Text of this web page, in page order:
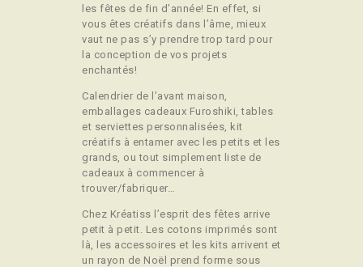
les fêtes de fin d’année! En effet, si
vous êtes créatifs dans l’âme, mieux
vaut ne pas s’y prendre trop tard pour
la conception de vos projets
enchantés!
Calendrier de l’avant maison,
emballages cadeaux Furoshiki, tables
et serviettes personnalisées, kit
créatifs à entamer avec les petits et les
grands, ou tout simplement liste de
cadeaux à commencer à
trouver/fabriquer…
Chez Kréatiss l’esprit des fêtes arrive
petit à petit. Les cotons imprimés sont
là, les accessoires et les kits arrivent et
un rayon de Noël prend forme sous